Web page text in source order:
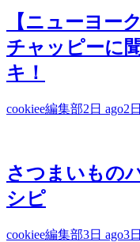
【ニューヨー
チャッピーに
キ！
cookiee編集部2日 ago2
さつまいもの
シピ
cookiee編集部3日 ago3